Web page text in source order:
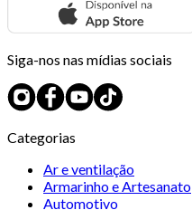
Siga-nos nas mídias sociais
Categorias
Ar e ventilação
Armarinho e Artesanato
Automotivo